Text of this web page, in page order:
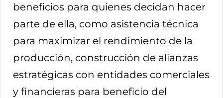
beneficios para quienes decidan hacer
parte de ella, como asistencia técnica
para maximizar el rendimiento de la
producción, construcción de alianzas
estratégicas con entidades comerciales
y financieras para beneficio del